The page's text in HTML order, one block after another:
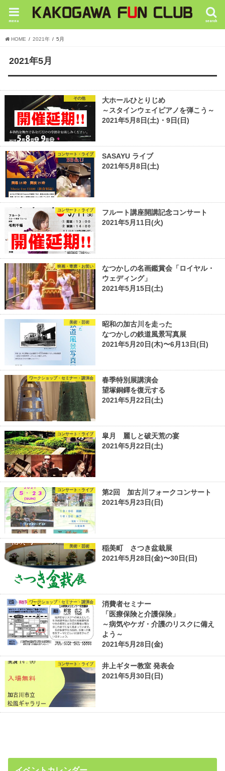
search
menu
HOME 2021年 5月
2021年5月
その他
大ホールひとりじめ
～スタインウェイピアノを弾こう～
2021年5月8日(土)・9日(日)
コンサート・ライブ
SASAYU ライブ
2021年5月8日(土)
コンサート・ライブ
フルート講座開講記念コンサート
2021年5月11日(火)
映画・寄席・お笑い
なつかしの名画鑑賞会「ロイヤル・
ウェディング」
2021年5月15日(土)
美術・芸術
昭和の加古川を走った
なつかしの鉄道風景写真展
2021年5月20日(木)〜6月13日(日)
ワークショップ・セミナー・講演会
春季特別展講演会
望塚銅鐸を復元する
2021年5月22日(土)
コンサート・ライブ
皐月 麗しと破天荒の宴
2021年5月22日(土)
コンサート・ライブ
第2回 加古川フォークコンサート
2021年5月23日(日)
美術・芸術
稲美町 さつき盆栽展
2021年5月28日(金)〜30日(日)
ワークショップ・セミナー・講演会
消費者セミナー
「医療保険と介護保険」
～病気やケガ・介護のリスクに備え
よう～
2021年5月28日(金)
コンサート・ライブ
井上ギター教室 発表会
2021年5月30日(日)